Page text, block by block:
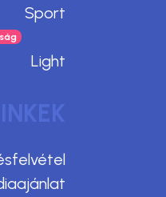
Sport
Light